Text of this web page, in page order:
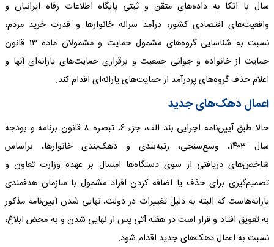
سال با اتکا به داده‌های متقن و ثبتی پایگاه اطلاعات رفاه ایرانیان و
واقعیت‌های اقتصادی کشور، درآمد سرانه خانوارها و قدرت خرید مردم،
نسبت به شناسایی گروه‌های مشمول حمایت و مشمولان ماده ۱۳ قانون
حمایت از خانواده و جوانی جمعیت و برقراری حمایت‌های یارانه‌ای آنها و
اعلام حذف گروه‌های پردرآمد از حمایت‌های یارانه‌ای اقدام کند.
اعمال دهک‌های جدید
حالا طبق آیین‌نامه اجرایی بند الف، جزء ۶، تبصره ۸ قانون برنامه و بودجه
سال ۱۴۰۳، وسع‌سنجی، رتبه‌بندی و دهک‌بندی خانوارها، براساس
شاخص‌های دریافتی از سوی دستگاه‌ها امسال بر عهده وزارت تعاون و
تصمیم‌گیری برای حذف یا اضافه کردن افراد مشمول با سازمان هدفمندی
یارانه‌هاست که البته به دلیل تغییرات در دولت، نهایی شدن آیین‌نامه مذکور
به تعویق افتاد و قرار است در هفته آتی پس از نهایی شدن و به محض ابلاغ،
نسبت به اعمال دهک‌های جدید اقدام شود.